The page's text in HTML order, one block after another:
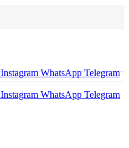
Instagram WhatsApp Telegram
Instagram WhatsApp Telegram